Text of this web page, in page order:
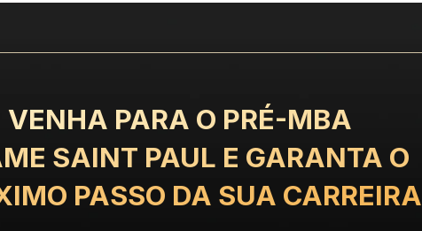
VENHA PARA O ​​PRÉ-MBA
SAINT PAUL E GARANTA O
PASSO DA SUA CARREIRA